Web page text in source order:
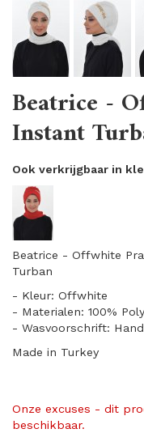
Beatrice -
Instant
Ook verkrijgbaar in
Beatrice - Offwhite
Turban
- Kleur: Offwhite
- Materialen: 100%
- Wasvoorschrift:
Made in Turkey
Onze excuses - dit
beschikbaar.